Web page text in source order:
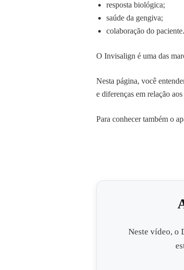
resposta biológica;
saúde da gengiva;
colaboração do paciente.
O Invisalign é uma das
Nesta página, você
e diferenças em relação
Para conhecer também o
Neste vídeo, o